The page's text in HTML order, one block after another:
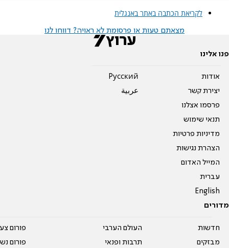
לקריאת הכתבה באתר באנגלית
מצאתם טעות או פרסומת לא ראויה? דווחו לנו
פנו אלינו
אודות
יצירת קשר
פרסמו אצלנו
תנאי שימוש
מדיניות פרטיות
הצהרת נגישות
המייל האדום
עברית
English
Pусский
عربية
מדורים
חדשות
מבזקים
העולם הערבי
תרבות ופנאי
פורום
פורום